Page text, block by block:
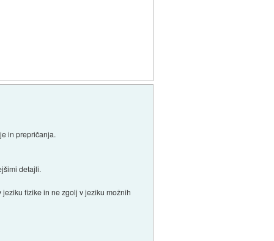
in prepričanja.
detajli.
fizike in ne zgolj v jeziku možnih